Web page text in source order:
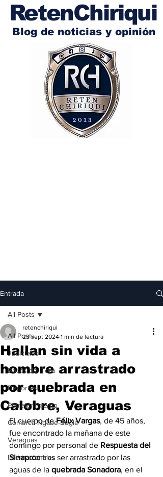
RetenChiriqui
Blog de noticias y opinión
Entrada
All Posts
Judiciales
Bocas del Toro
Deportes
Entretenimiento
Comarca Ngäbe-Buglé
Veraguas
Internacionales
All Posts
Hallan sin vida a
hombre arrastrado
por quebrada en
Calobre, Veraguas
retenchiriqui
23 sept 2024 1 min de lectura
El cuerpo de Félix Vargas, de 45 años,
fue encontrado la mañana de este
domingo por personal de Respuesta del
Sinaproc tras ser arrastrado por las
aguas de la quebrada Sonadora, en el